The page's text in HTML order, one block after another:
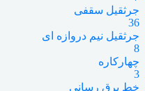
جرثقیل سقفی
36
جرثقیل نیم دروازه ای
8
چهارکاره
3
خط برق رسانی